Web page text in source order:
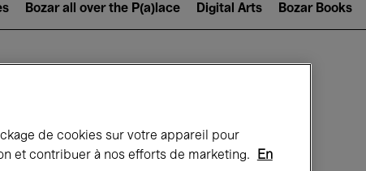
Bozar all over the P(a)lace Digital Arts Bozar Books
à Bozar
de cookies sur votre appareil pour
et contribuer à nos efforts de marketing.
En